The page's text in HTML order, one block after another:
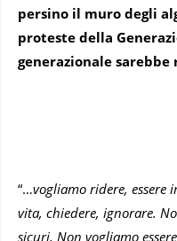
persino il muro degli
proteste della
generazionale
“…vogliamo ridere, essere
vita, chiedere, ignorare.
sicuri. Non vogliamo